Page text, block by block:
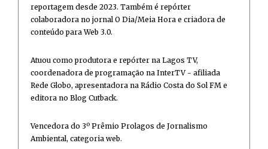
reportagem desde 2023. Também é repórter
colaboradora no jornal O Dia/Meia Hora e criadora de
conteúdo para Web 3.0.
Atuou como produtora e repórter na Lagos TV,
coordenadora de programação na InterTV - afiliada
Rede Globo, apresentadora na Rádio Costa do Sol FM e
editora no Blog Cutback.
Vencedora do 3º Prêmio Prolagos de Jornalismo
Ambiental, categoria web.